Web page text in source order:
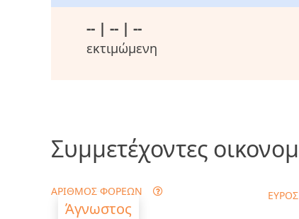
-- | -- | --
εκτιμώμενη
Συμμετέχοντες
ΑΡΙΘΜΟΣ ΦΟΡΕΩΝ
Άγνωστος